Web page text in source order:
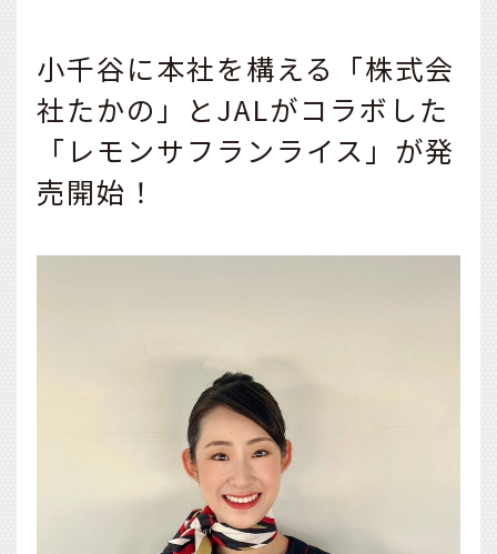
小千谷に本社を構える「株式会
社たかの」とJALがコラボした
「レモンサフランライス」が発
売開始！